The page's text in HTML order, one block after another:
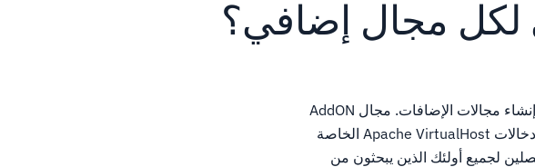
لكل مجال إضافي؟
نطاقات الملحق تخلق المجالات الفرعية، لأن هذا هو كيفية معالجة CPanel إنشاء مجالات الإضافات. مجال AddON
هو مجال متوقفة تقنيا على المجال الفرعي الذي تم إنشاؤه عند النظر إلى إدخالات Apache VirtualHost الخاصة
لجميع أولئك الذين يبحثون من